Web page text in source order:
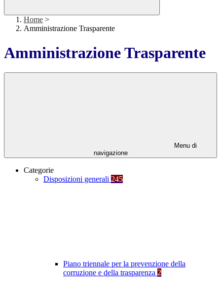
Home >
Amministrazione Trasparente
Amministrazione Trasparente
Menu di
navigazione
Categorie
Disposizioni generali 245
Piano triennale per la prevenzione della
corruzione e della trasparenza 2